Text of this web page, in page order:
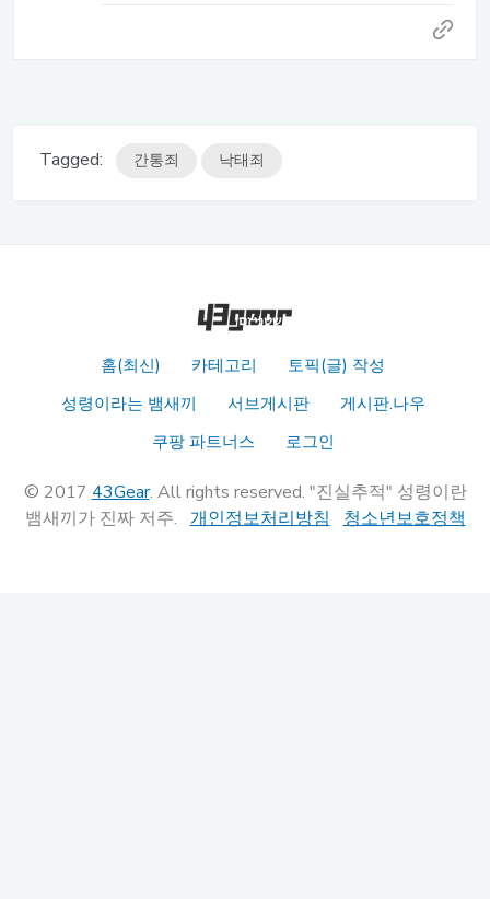
Tagged: 간통죄 낙태죄
홈(최신) 카테고리
토픽(글) 작성
성령이라는 뱀새끼
서브게시판
게시판.나우
쿠팡 파트너스
로그인
© 2017 43Gear. All rights reserved. "진실추적" 성령이란
뱀새끼가 진짜 저주. 개인정보처리방침 청소년보호정책